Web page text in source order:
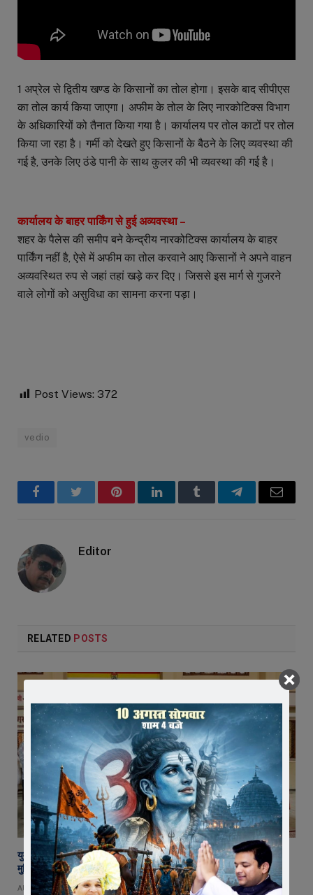
1 अप्रेल से द्वितीय खण्ड के किसानों का तोल होगा। इसके बाद सीपीएस
का तोल कार्य किया जाएगा। अफीम के तोल के लिए नारकोटिक्स विभाग
के अधिकारियों को तैनात किया गया है। कार्यालय पर तोल काटों पर तोल
किया जा रहा है। गर्मी को देखते हुए किसानों के बैठने के लिए व्यवस्था की
गई है, उनके लिए ठंडे पानी के साथ कुलर की भी व्यवस्था की गई है।
कार्यालय के बाहर पार्किंग से हुई अव्यवस्था –
शहर के पैलेस की समीप बने केन्द्रीय नारकोटिक्स कार्यालय के बाहर
पार्किंग नहीं है, ऐसे में अफीम का तोल करवाने आए किसानों ने अपने वाहन
अव्यवस्थित रुप से जहां तहां खड़े कर दिए। जिससे इस मार्ग से गुजरने
वाले लोगों को असुविधा का सामना करना पड़ा।
Post Views: 372
vedio
FacebookTwitter PinterestLinkedInTumblr TelegramEmail
Editor
RELATED POSTS
युवा शक्ति में विश्व बदलने की क्षमता, बस ऊर्जा को सही दिशा मिले : राष्ट्रसंत कमल
मुनि
AUGUST 8, 2026